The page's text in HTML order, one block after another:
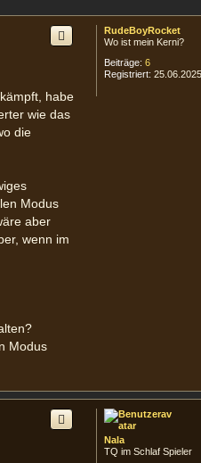
RudeBoyRocket
Wo ist mein Kerni?
Beiträge: 6
Registriert:
habe
wie das
die
Modus
aber
wenn im
Modus
Nala
TQ im Schlaf Spieler